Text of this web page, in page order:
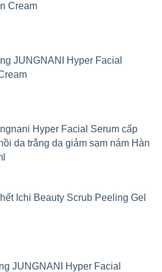
Cream
JUNGNANI Hyper Facial
Hyper Facial Serum cấp
da trắng da giảm sạm nám Hàn
Ichi Beauty Scrub Peeling Gel
JUNGNANI Hyper Facial